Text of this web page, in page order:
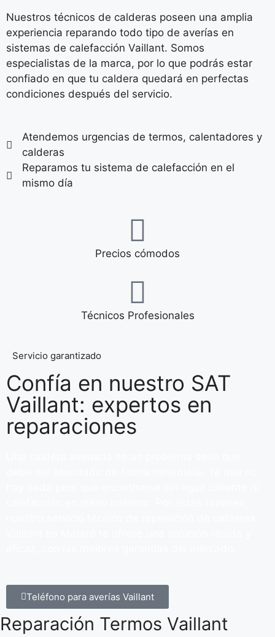
Nuestros técnicos de calderas poseen una amplia
experiencia reparando todo tipo de averías en
sistemas de calefacción Vaillant. Somos
especialistas de la marca, por lo que podrás estar
confiado en que tu caldera quedará en perfectas
condiciones después del servicio.
Atendemos urgencias de termos, calentadores y
calderas
Reparamos tu sistema de calefacción en el
mismo día
Precios cómodos
Técnicos Profesionales
Servicio garantizado
Confía en nuestro SAT
Vaillant: expertos en
reparaciones
Teléfono para averías Vaillant
Reparación Termos Vaillant